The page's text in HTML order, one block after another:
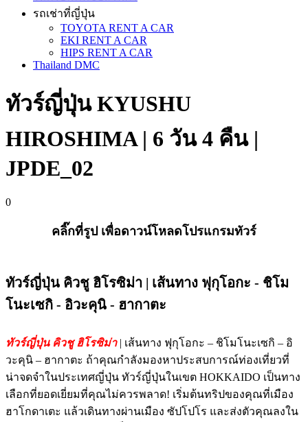
รถเช่าที่ญี่ปุ่น
TOYOTA RENT A CAR
EKI RENT A CAR
HIPS RENT A CAR
Thailand DMC
ทัวร์ญี่ปุ่น KYUSHU
HIROSHIMA | 6 วัน 4 คืน |
JPDE_02
0
คลิ๊กที่รูป เพื่อดาวน์โหลดโปรแกรมทัวร์
ทัวร์ญี่ปุ่น คิวชู ฮิโรซิม่า | เส้นทาง ฟุกุโอกะ - ชิโม
โนะเซกิ - อิวะคุนิ - ฮากาตะ
ทัวร์ญี่ปุ่น คิวชู ฮิโรซิม่า| เส้นทาง ฟุกุโอกะ – ชิโมโนะเซกิ – อิ
วะคุนิ – ฮากาตะ ถ้าคุณกำลังมองหาประสบการณ์ท่องเที่ยวที่
น่าจดจำในประเทศญี่ปุ่น ทัวร์ญี่ปุ่นในเขต HOKKAIDO เป็นทาง
เลือกที่ยอดเยี่ยมที่คุณไม่ควรพลาด! เริ่มต้นทริปของคุณที่เมือง
ฮาโกดาเตะ แล้วเดินทางผ่านเมือง ซัปโปโร และส่งตัวคุณลงใน